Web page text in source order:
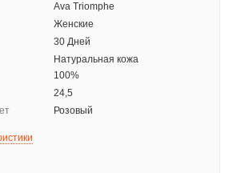
Ava Triomphe
Женские
30 Дней
Натуральная кожа
100%
24,5
Розовый